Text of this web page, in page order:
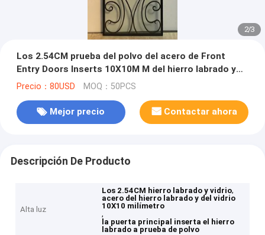
2/3
Los 2.54CM prueba del polvo del acero de Front
Entry Doors Inserts 10X10M M del hierro labrado y
del vidrio
Precio：80USD MOQ：50PCS
Mejor precio Contactar ahora
Descripción De Producto
Alta luz
Los 2.54CM hierro labrado y vidrio,
acero del hierro labrado y del vidrio
10X10 milímetro
,
la puerta principal inserta el hierro
labrado a prueba de polvo